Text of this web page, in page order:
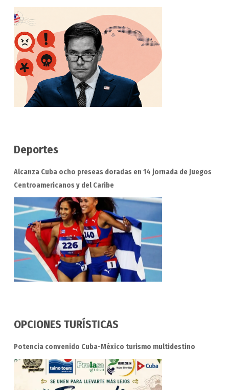
Deportes
Alcanza Cuba ocho preseas doradas en 14 jornada de Juegos
Centroamericanos y del Caribe
OPCIONES TURÍSTICAS
Potencia convenido Cuba-México turismo multidestino